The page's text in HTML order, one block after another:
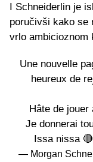
I Schneiderlin je
poručivši kako se
vrlo ambicioznom
Une nouvelle
heureux de
Hâte de jouer
Je donnerai
Issa nissa
— Morgan